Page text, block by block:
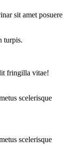
sit amet posuere
turpis.
fringilla vitae!
scelerisque
scelerisque